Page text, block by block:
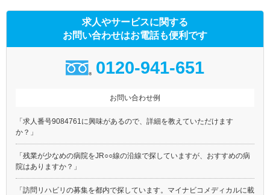
求人やサービスに関する
お問い合わせはお電話も便利です
0120-941-651
お問い合わせ例
「求人番号9084761に興味があるので、詳細を教えていただけます
か？」
「残業が少なめの病院をJR○○線の沿線で探していますが、おすすめの病
院はありますか？」
「訪問リハビリの募集を都内で探しています。マイナビコメディカルに載